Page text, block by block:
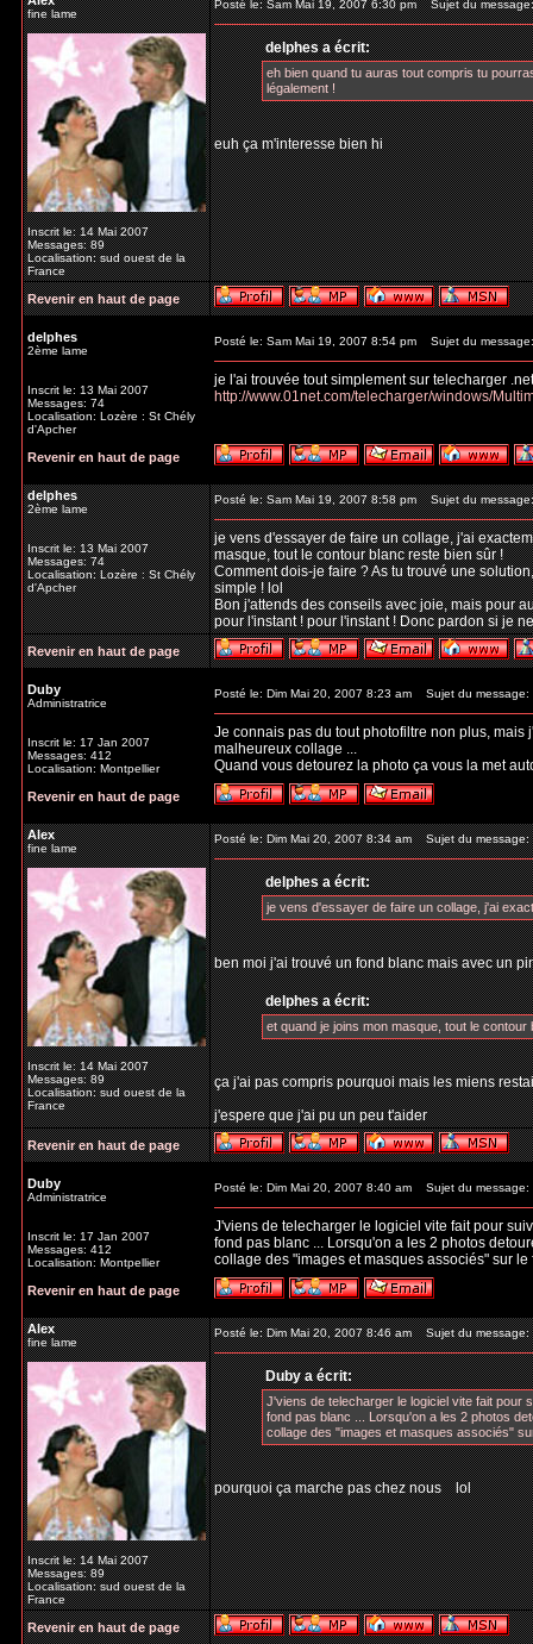
fine lame
Inscrit le: 14 Mai 2007
Messages: 89
Localisation: sud ouest de la
France
Posté le: Sam Mai 19, 2007 6:30 pm Sujet du message:
delphes a écrit:
eh bien quand tu auras tout compris tu
légalement !
euh ça m'interesse bien hi
Revenir en haut de page
delphes
2ème lame
Inscrit le: 13 Mai 2007
Messages: 74
Localisation: Lozère : St Chély
d'Apcher
Posté le: Sam Mai 19, 2007 8:54 pm Sujet du message:
je l'ai trouvée tout simplement sur telecharger .net
http://www.01net.com/telecharger/windows/
Revenir en haut de page
delphes
2ème lame
Inscrit le: 13 Mai 2007
Messages: 74
Localisation: Lozère : St Chély
d'Apcher
Posté le: Sam Mai 19, 2007 8:58 pm Sujet du message:
je vens d'essayer de faire un collage, j'ai
masque, tout le contour blanc reste bien sûr !
Comment dois-je faire ? As tu trouvé une
simple ! lol
Bon j'attends des conseils avec joie, mais pour
pour l'instant ! pour l'instant ! Donc pardon si je
Revenir en haut de page
Duby
Administratrice
Inscrit le: 17 Jan 2007
Messages: 412
Localisation: Montpellier
Posté le: Dim Mai 20, 2007 8:23 am Sujet du message:
Je connais pas du tout photofiltre non plus,
malheureux collage ...
Quand vous detourez la photo ça vous la met
Revenir en haut de page
Alex
fine lame
Inscrit le: 14 Mai 2007
Messages: 89
Localisation: sud ouest de la
France
Posté le: Dim Mai 20, 2007 8:34 am Sujet du message:
delphes a écrit:
je vens d'essayer de faire un collage, j'ai
ben moi j'ai trouvé un fond blanc mais avec un
delphes a écrit:
et quand je joins mon masque, tout le
ça j'ai pas compris pourquoi mais les miens
j'espere que j'ai pu un peu t'aider
Revenir en haut de page
Duby
Administratrice
Inscrit le: 17 Jan 2007
Messages: 412
Localisation: Montpellier
Posté le: Dim Mai 20, 2007 8:40 am Sujet du message:
J'viens de telecharger le logiciel vite fait pour
fond pas blanc ... Lorsqu'on a les 2 photos
collage des "images et masques associés" sur
Revenir en haut de page
Alex
fine lame
Inscrit le: 14 Mai 2007
Messages: 89
Localisation: sud ouest de la
France
Posté le: Dim Mai 20, 2007 8:46 am Sujet du message:
Duby a écrit:
J'viens de telecharger le logiciel vite fait pour
fond pas blanc ... Lorsqu'on a les 2 photos
collage des "images et masques associés"
pourquoi ça marche pas chez nous lol
Revenir en haut de page